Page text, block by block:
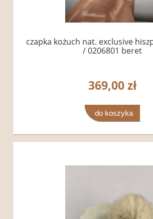
czapka kożuch nat. exclusive
/ 0206801 beret
369,00 zł
do koszyka